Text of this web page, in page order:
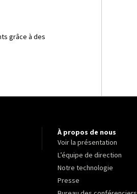
grâce à des
À propos de nous
Voir la présentation
L’équipe de direction
Notre technologie
Presse